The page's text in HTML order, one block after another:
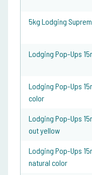
5kg Lodging
Lodging Pop-Ups
Lodging Pop-Ups
color
Lodging Pop-Ups
out yellow
Lodging Pop-Ups
natural color